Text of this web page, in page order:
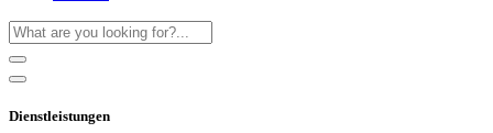
Dienstleistungen